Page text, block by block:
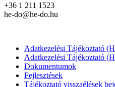
+36 1 211 1523
he-do@he-do.hu
Adatkezelési Tájékoztató
Adatkezelési Tájékoztató
Dokumentumok
Fejlesztések
Tájékoztató visszaélések